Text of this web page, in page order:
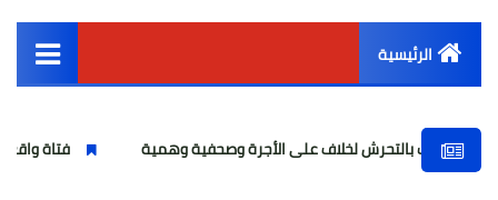
الرئيسية
أخبار مصر
بالتحرش لخلاف على الأجرة وصحفية وهمية فتاة واقعة